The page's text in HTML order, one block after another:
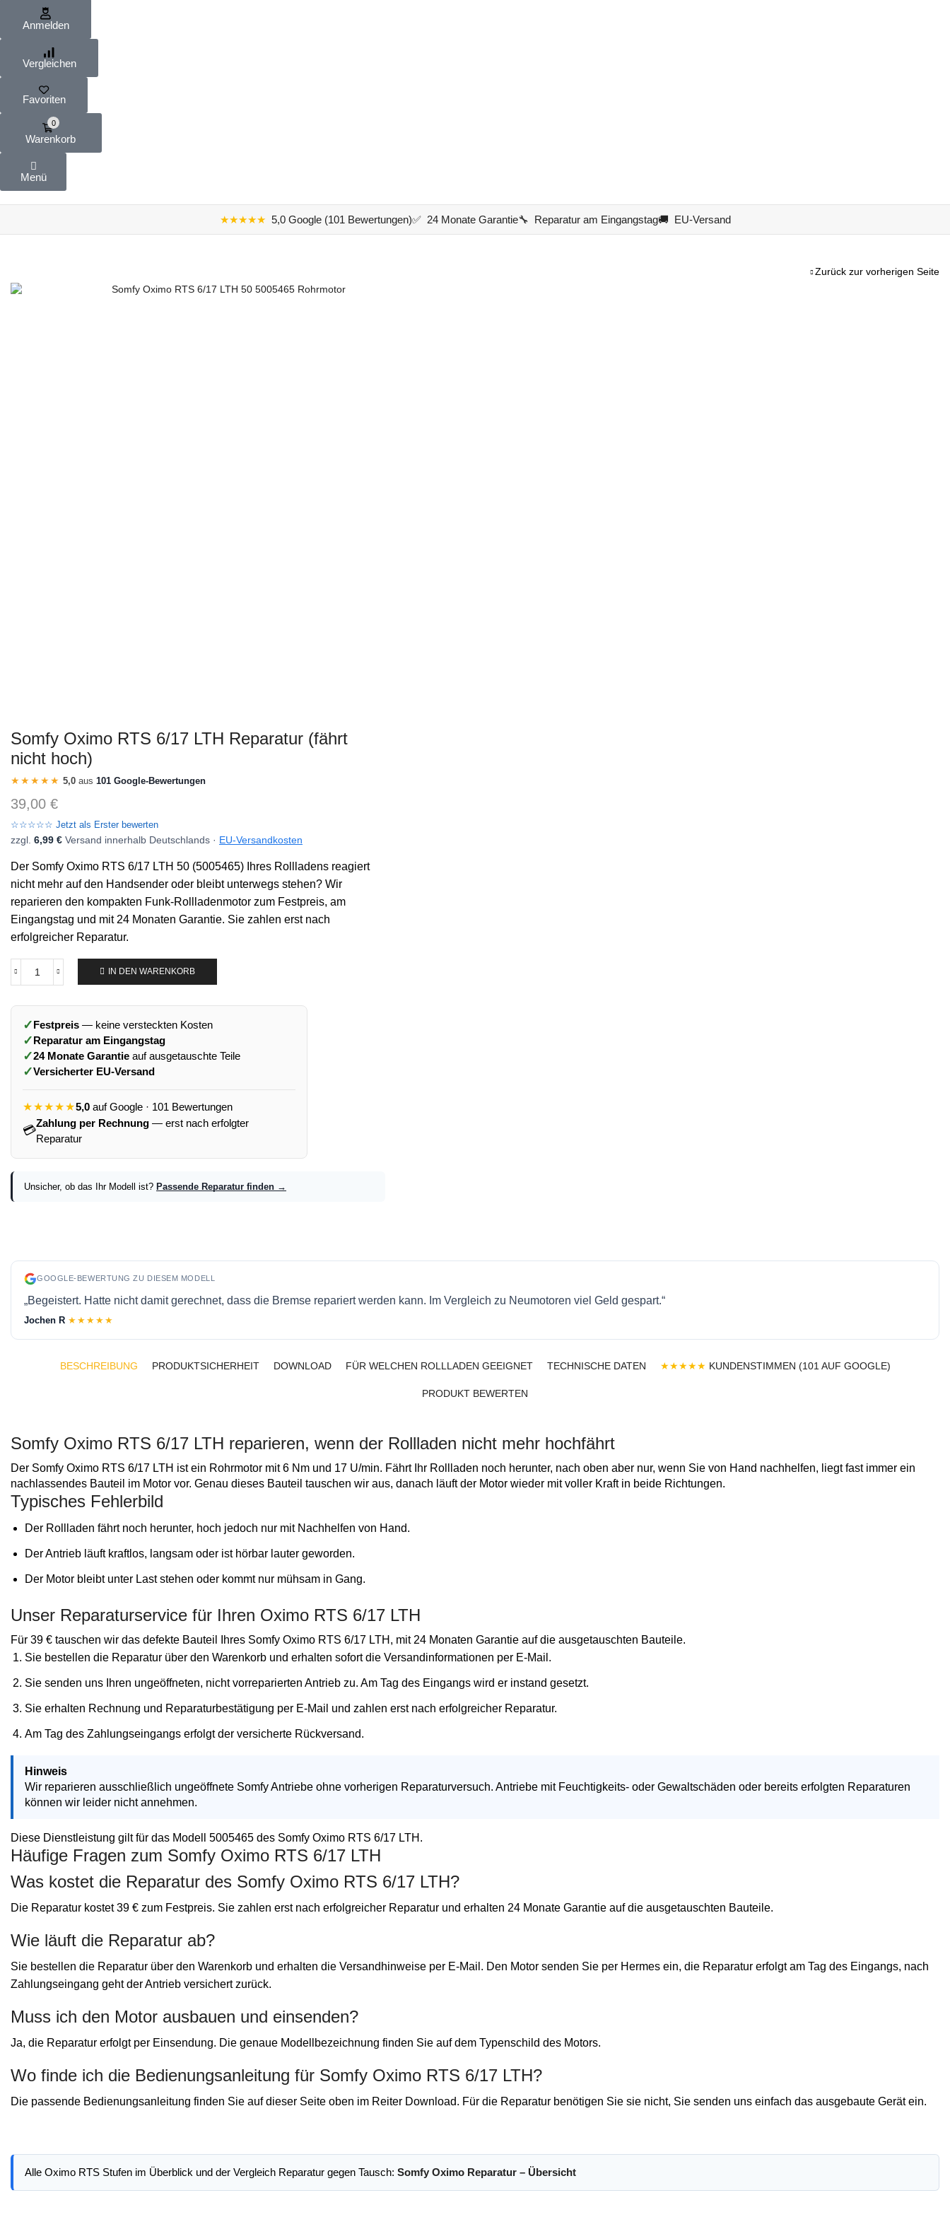
Anmelden
Vergleichen
Favoriten
0
Warenkorb
Menü
★★★★★ 5,0 Google (101 Bewertungen)✅ 24 Monate Garantie🔧 Reparatur am Eingangstag🚚 EU-Versand
Zurück zur vorherigen Seite
Somfy Oximo RTS 6/17 LTH Reparatur (fährt
nicht hoch)
★★★★★ 5,0 aus 101 Google-Bewertungen
39,00 €
☆☆☆☆☆ Jetzt als Erster bewerten
zzgl. 6,99 € Versand innerhalb Deutschlands · EU-Versandkosten
Der Somfy Oximo RTS 6/17 LTH 50 (5005465) Ihres Rollladens reagiert
nicht mehr auf den Handsender oder bleibt unterwegs stehen? Wir
reparieren den kompakten Funk-Rollladenmotor zum Festpreis, am
Eingangstag und mit 24 Monaten Garantie. Sie zahlen erst nach
erfolgreicher Reparatur.
IN DEN WARENKORB
✓Festpreis — keine versteckten Kosten
✓Reparatur am Eingangstag
✓24 Monate Garantie auf ausgetauschte Teile
✓Versicherter EU-Versand
★★★★★5,0 auf Google · 101 Bewertungen
💳
Zahlung per Rechnung — erst nach erfolgter
Reparatur
Unsicher, ob das Ihr Modell ist? Passende Reparatur finden →
GOOGLE-BEWERTUNG ZU DIESEM MODELL
„Begeistert. Hatte nicht damit gerechnet, dass die Bremse repariert werden kann. Im Vergleich zu Neumotoren viel Geld gespart.“
Jochen R ★★★★★
BESCHREIBUNG PRODUKTSICHERHEIT DOWNLOAD FÜR WELCHEN ROLLLADEN GEEIGNET TECHNISCHE DATEN ★★★★★ KUNDENSTIMMEN (101 AUF GOOGLE)
PRODUKT BEWERTEN
Somfy Oximo RTS 6/17 LTH reparieren, wenn der Rollladen nicht mehr hochfährt
Der Somfy Oximo RTS 6/17 LTH ist ein Rohrmotor mit 6 Nm und 17 U/min. Fährt Ihr Rollladen noch herunter, nach oben aber nur, wenn Sie von Hand nachhelfen, liegt fast immer ein
nachlassendes Bauteil im Motor vor. Genau dieses Bauteil tauschen wir aus, danach läuft der Motor wieder mit voller Kraft in beide Richtungen.
Typisches Fehlerbild
Der Rollladen fährt noch herunter, hoch jedoch nur mit Nachhelfen von Hand.
Der Antrieb läuft kraftlos, langsam oder ist hörbar lauter geworden.
Der Motor bleibt unter Last stehen oder kommt nur mühsam in Gang.
Unser Reparaturservice für Ihren Oximo RTS 6/17 LTH
Für 39 € tauschen wir das defekte Bauteil Ihres Somfy Oximo RTS 6/17 LTH, mit 24 Monaten Garantie auf die ausgetauschten Bauteile.
Sie bestellen die Reparatur über den Warenkorb und erhalten sofort die Versandinformationen per E-Mail.
Sie senden uns Ihren ungeöffneten, nicht vorreparierten Antrieb zu. Am Tag des Eingangs wird er instand gesetzt.
Sie erhalten Rechnung und Reparaturbestätigung per E-Mail und zahlen erst nach erfolgreicher Reparatur.
Am Tag des Zahlungseingangs erfolgt der versicherte Rückversand.
Hinweis
Wir reparieren ausschließlich ungeöffnete Somfy Antriebe ohne vorherigen Reparaturversuch. Antriebe mit Feuchtigkeits- oder Gewaltschäden oder bereits erfolgten Reparaturen
können wir leider nicht annehmen.
Diese Dienstleistung gilt für das Modell 5005465 des Somfy Oximo RTS 6/17 LTH.
Häufige Fragen zum Somfy Oximo RTS 6/17 LTH
Was kostet die Reparatur des Somfy Oximo RTS 6/17 LTH?
Die Reparatur kostet 39 € zum Festpreis. Sie zahlen erst nach erfolgreicher Reparatur und erhalten 24 Monate Garantie auf die ausgetauschten Bauteile.
Wie läuft die Reparatur ab?
Sie bestellen die Reparatur über den Warenkorb und erhalten die Versandhinweise per E-Mail. Den Motor senden Sie per Hermes ein, die Reparatur erfolgt am Tag des Eingangs, nach
Zahlungseingang geht der Antrieb versichert zurück.
Muss ich den Motor ausbauen und einsenden?
Ja, die Reparatur erfolgt per Einsendung. Die genaue Modellbezeichnung finden Sie auf dem Typenschild des Motors.
Wo finde ich die Bedienungsanleitung für Somfy Oximo RTS 6/17 LTH?
Die passende Bedienungsanleitung finden Sie auf dieser Seite oben im Reiter Download. Für die Reparatur benötigen Sie sie nicht, Sie senden uns einfach das ausgebaute Gerät ein.
Alle Oximo RTS Stufen im Überblick und der Vergleich Reparatur gegen Tausch: Somfy Oximo Reparatur – Übersicht